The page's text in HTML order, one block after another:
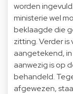
worden
ministerie wel
beklaagde die
zitting. Verder
aangetekend,
aanwezig is op
behandeld.
afgewezen,